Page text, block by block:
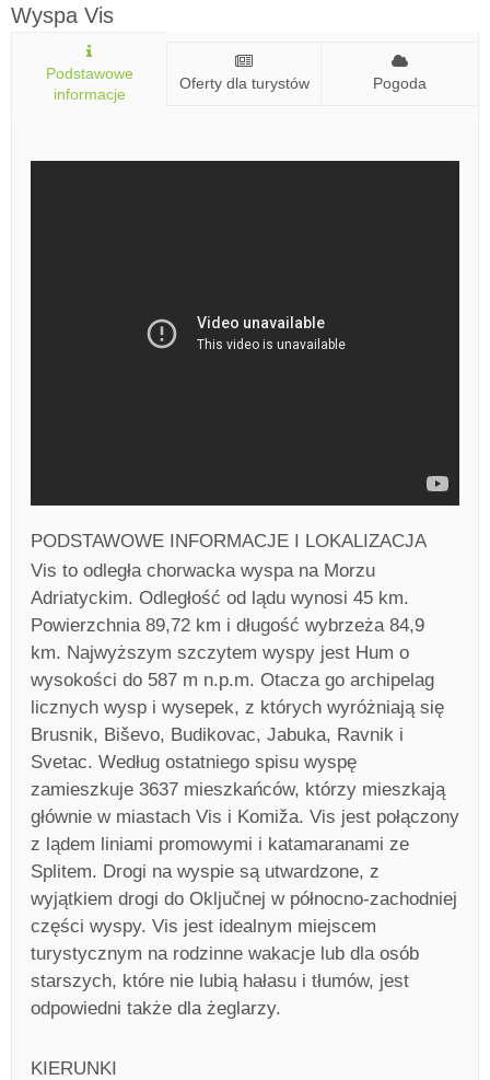
Wyspa Vis
Podstawowe
informacje
Oferty dla turystów Pogoda
PODSTAWOWE INFORMACJE I LOKALIZACJA
Vis to odległa chorwacka wyspa na Morzu
Adriatyckim. Odległość od lądu wynosi 45 km.
Powierzchnia 89,72 km i długość wybrzeża 84,9
km. Najwyższym szczytem wyspy jest Hum o
wysokości do 587 m n.p.m. Otacza go archipelag
licznych wysp i wysepek, z których wyróżniają się
Brusnik, Biševo, Budikovac, Jabuka, Ravnik i
Svetac. Według ostatniego spisu wyspę
zamieszkuje 3637 mieszkańców, którzy mieszkają
głównie w miastach Vis i Komiža. Vis jest połączony
z lądem liniami promowymi i katamaranami ze
Splitem. Drogi na wyspie są utwardzone, z
wyjątkiem drogi do Oključnej w północno-zachodniej
części wyspy. Vis jest idealnym miejscem
turystycznym na rodzinne wakacje lub dla osób
starszych, które nie lubią hałasu i tłumów, jest
odpowiedni także dla żeglarzy.
KIERUNKI